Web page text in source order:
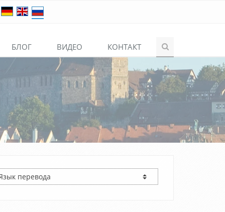
БЛОГ ВИДЕО КОНТАКТ